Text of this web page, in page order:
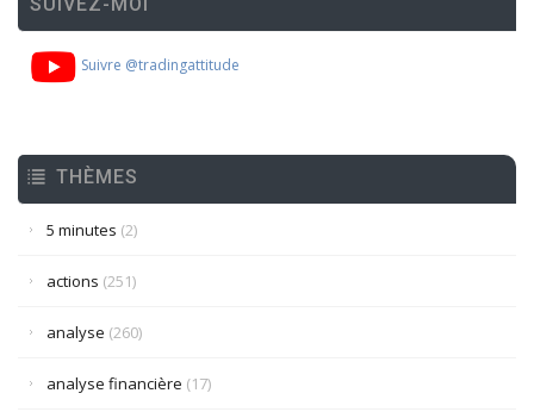
Suivre @tradingattitude
THÈMES
5 minutes (2)
actions (251)
analyse (260)
analyse financière (17)